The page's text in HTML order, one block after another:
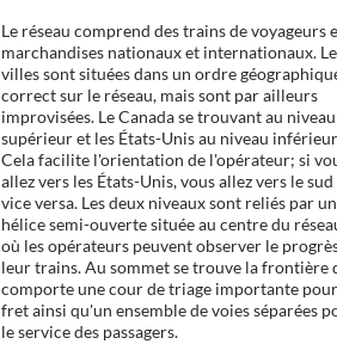
Le réseau comprend des trains de voyageurs
marchandises nationaux et internationaux.
villes sont situées dans un ordre
correct sur le réseau, mais sont par ailleurs
improvisées. Le Canada se trouvant au niveau
supérieur et les États-Unis au niveau
Cela facilite l'orientation de l'opérateur; si
allez vers les États-Unis, vous allez vers le sud
vice versa. Les deux niveaux sont reliés par
hélice semi-ouverte située au centre du
où les opérateurs peuvent observer le
leur trains. Au sommet se trouve la frontière
comporte une cour de triage importante
fret ainsi qu'un ensemble de voies séparées
le service des passagers.